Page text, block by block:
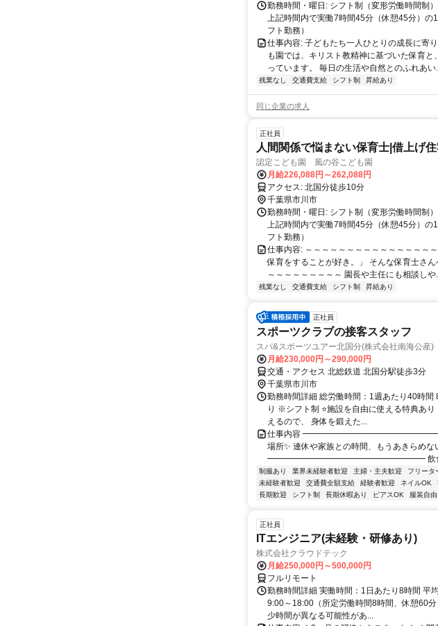
勤務時間・曜日: シフト制（変形労働時間制
上記時間内で実働7時間45分（休憩45分）の
フト勤務）
仕事内容: 子どもたち一人ひとりの成長に寄
も園では、キリスト教精神に基づいた保育
っています。 毎日の生活や自然とのふれあい
残業なし 交通費支給 シフト制 昇給あり
同じ企業の求人
正社員
人間関係で悩まない保育士|借上げ住
認定こども園 風の谷こども園
月給226,088円～262,088円
アクセス: 北国分徒歩10分
千葉県市川市
勤務時間・曜日: シフト制（変形労働時間制
上記時間内で実働7時間45分（休憩45分）の
フト勤務）
仕事内容: ～～～～～～～～～～～～～～～
保育をすることが好き。」 そんな保育士さ
～～～～～～～～～ 園長や主任にも相談しや
残業なし 交通費支給 シフト制 昇給あり
正社員
スポーツクラブの接客スタッフ
スパ&スポーツユアー北国分(株式会社南海公産)
月給230,000円～290,000円
交通・アクセス 北総鉄道 北国分駅徒歩3分
千葉県市川市
勤務時間詳細 総労働時間：1週あたり40時
り ※シフト制 ⭐施設を自由に使える特典あ
えるので、 身体を鍛えた...
仕事内容 ━━━━━━━━━━━━━━━━━━━
場所✨ 連休や家族との時間、もうあきらめな
━━━━━━━━━━━━━━━━━━━ 飲食やサ
制服あり 業界未経験者歓迎 主婦・主夫歓迎 フリータ
未経験者歓迎
交通費全額支給 経験者歓迎 ネイルOK
長期歓迎
シフト制 長期休暇あり ピアスOK 服装自由
正社員
ITエンジニア(未経験・研修あり)
株式会社クラウドテック
月給250,000円～500,000円
フルリモート
勤務時間詳細 実働時間：1日あたり8時間 平
9:00～18:00（所定労働時間8時間、休憩60
少時間が異なる可能性があ...